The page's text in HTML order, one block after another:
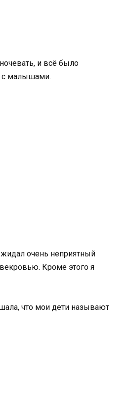
и всё было
с малышами.
очень неприятный
Кроме этого я
что мои дети называют